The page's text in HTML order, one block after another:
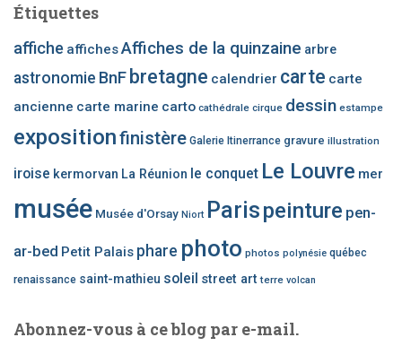
h
u
c
t
g
r
i
’
Étiquettes
affiche affichesAffiches de la quinzaine arbre
astronomie BnF bretagne calendrier carte carte
ancienne carte marine carto cathédrale cirque dessin estampe
expositionfinistère Galerie Itinerrance gravure illustration
iroise kermorvan La Réunion le conquet Le Louvre mer
musée Musée d'Orsay Niort Parispeinture pen-
ar-bed Petit Palais phare photo photos polynésie québec
renaissance saint-mathieu soleil street art terre volcan
Abonnez-vous à ce blog par e-mail.